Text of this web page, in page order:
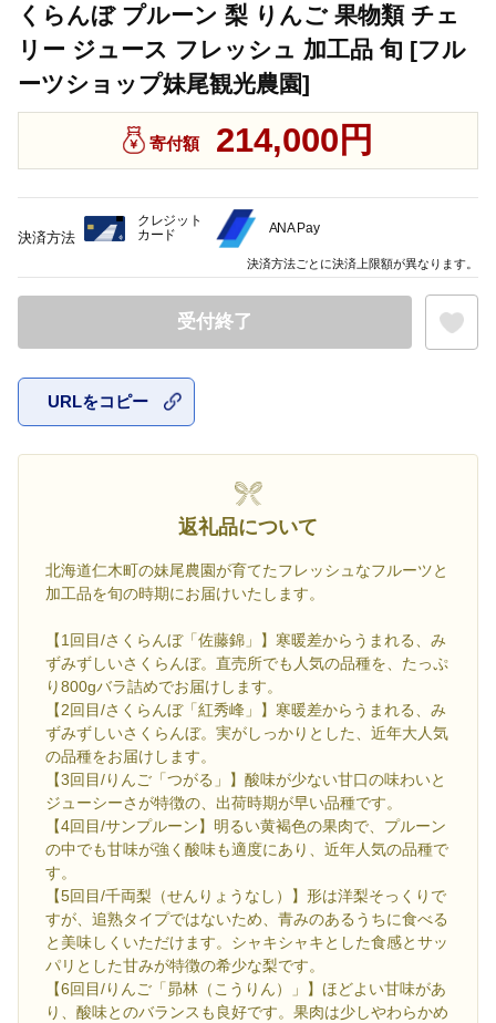
くらんぼ プルーン 梨 りんご 果物類 チェ
リー ジュース フレッシュ 加工品 旬 [フル
ーツショップ妹尾観光農園]
寄付額 214,000円
受付終了
URLをコピー
返礼品について
北海道仁木町の妹尾農園が育てたフレッシュなフルーツと
加工品を旬の時期にお届けいたします。
【1回目/さくらんぼ「佐藤錦」】寒暖差からうまれる、み
ずみずしいさくらんぼ。直売所でも人気の品種を、たっぷ
り800gバラ詰めでお届けします。
【2回目/さくらんぼ「紅秀峰」】寒暖差からうまれる、み
ずみずしいさくらんぼ。実がしっかりとした、近年大人気
の品種をお届けします。
【3回目/りんご「つがる」】酸味が少ない甘口の味わいと
ジューシーさが特徴の、出荷時期が早い品種です。
【4回目/サンプルーン】明るい黄褐色の果肉で、プルーン
の中でも甘味が強く酸味も適度にあり、近年人気の品種で
す。
【5回目/千両梨（せんりょうなし）】形は洋梨そっくりで
すが、追熟タイプではないため、青みのあるうちに食べる
と美味しくいただけます。シャキシャキとした食感とサッ
パリとした甘みが特徴の希少な梨です。
【6回目/りんご「昴林（こうりん）」】ほどよい甘味があ
り、酸味とのバランスも良好です。果肉は少しやわらかめ
決済方法
クレジット
カード
ANA Pay
決済方法ごとに決済上限額が異なります。